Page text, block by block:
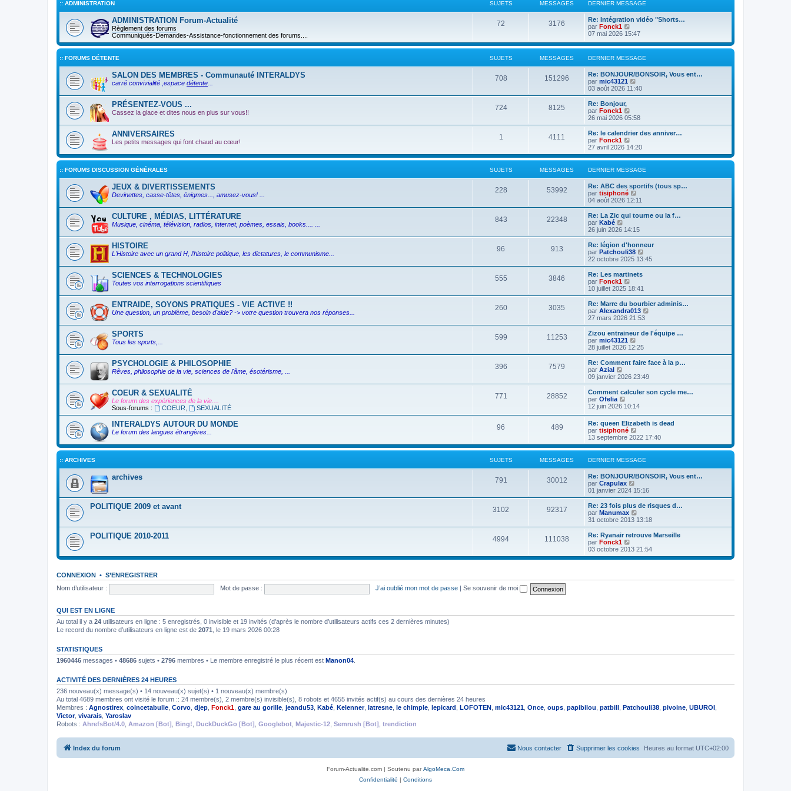
n
i
e
r
m
e
s
s
g
e
e
r
n
i
e
r
e
s
s
a
e
:: ADMINISTRATION SUJETS MESSAGES DERNIER MESSAGE
ADMINISTRATION Forum-Actualité
Règlement des forums
Communiqués-Demandes-Assistance-fonctionnement des forums....
72 3176
Re: Intégration vidéo "Shorts…
par Fonck1
o
r
e
d
e
r
n
i
m
e
s
a
g
e
07 mai 2026 15:47
:: FORUMS DÉTENTE SUJETS MESSAGES DERNIER MESSAGE
SALON DES MEMBRES - Communauté INTERALDYS
carré convivialité ,espace détente
708 151296
Re: BONJOUR/BONSOIR, Vous ent…
par mic43121
o
i
e
r
n
i
e
m
e
s
a
g
e
03 août 2026 11:40
PRÉSENTEZ-VOUS ...
Cassez la glace et dites nous en plus sur vous!!
724 8125
Re: Bonjour,
par Fonck1
o
i
r
e
e
r
n
i
e
r
m
e
s
a
g
e
26 mai 2026 05:58
ANNIVERSAIRES
Les petits messages qui font chaud au cœur!
1 4111
Re: le calendrier des anniver…
par Fonck1
o
i
r
l
e
r
n
i
e
m
e
s
s
a
g
e
27 avril 2026 14:20
:: FORUMS DISCUSSION GÉNÉRALES SUJETS MESSAGES DERNIER MESSAGE
JEUX & DIVERTISSEMENTS
Devinettes, casse-têtes, énigmes..., amusez-vous! ...
228 53992
Re: ABC des sportifs (tous sp…
par tisiphoné
o
i
r
e
r
n
i
r
e
s
s
a
g
e
04 août 2026 12:11
CULTURE , MÉDIAS, LITTÉRATURE
Musique, cinéma, télévision, radios, internet, poèmes, essais, books.... ...
843 22348
Re: La Zic qui tourne ou la f…
par Kabé
o
i
r
l
e
e
r
n
i
r
m
e
s
s
a
g
e
26 juin 2026 14:15
HISTOIRE
L'Histoire avec un grand H, l'histoire politique, les dictatures, le communisme...
96 913
Re: légion d'honneur
par Patchouli38
o
i
e
r
n
i
r
s
s
g
e
22 octobre 2025 13:45
SCIENCES & TECHNOLOGIES
Toutes vos interrogations scientifiques
555 3846
Re: Les martinets
par Fonck1
o
i
r
l
e
r
n
i
r
e
s
s
g
e
10 juillet 2025 18:41
ENTRAIDE, SOYONS PRATIQUES - VIE ACTIVE !!
Une question, un problème, besoin d'aide? -> votre question trouvera nos réponses...
260 3035
Re: Marre du bourbier adminis…
par Alexandra013
i
r
e
r
r
s
s
g
e
27 mars 2026 21:53
SPORTS
Tous les sports,...
599 11253
Zizou entraineur de l'équipe …
par mic43121
o
i
r
e
e
r
n
e
r
e
s
s
a
e
28 juillet 2026 12:25
PSYCHOLOGIE & PHILOSOPHIE
Rêves, philosophie de la vie, sciences de l'âme, ésotérisme, ...
396 7579
Re: Comment faire face à la p…
par Azial
o
i
r
l
e
r
n
i
e
r
m
e
s
s
a
g
e
09 janvier 2026 23:49
COEUR & SEXUALITÉ
Le forum des expériences de la vie....
Sous-forums :
COEUR SEXUALITÉ
771 28852
Comment calculer son cycle me…
par Ofelia
o
r
l
e
d
e
n
i
e
r
m
e
s
s
a
g
e
12 juin 2026 10:14
INTERALDYS AUTOUR DU MONDE
Le forum des langues étrangères...
96 489
Re: queen Elizabeth is dead
par tisiphoné
o
i
r
l
e
n
i
e
m
e
s
a
g
13 septembre 2022 17:40
:: ARCHIVES SUJETS MESSAGES DERNIER MESSAGE
archives 791 30012
Re: BONJOUR/BONSOIR, Vous ent…
par Crapulax
o
i
r
l
e
r
n
i
e
e
e
01 janvier 2024 15:16
POLITIQUE 2009 et avant 3102 92317
Re: 23 fois plus de risques d…
par Manumax
o
i
r
e
e
i
s
31 octobre 2013 13:18
POLITIQUE 2010-2011 4994 111038
Re: Ryanair retrouve Marseille
par Fonck1
o
i
s
03 octobre 2013 21:54
CONNEXION • S’ENREGISTRER
Nom d’utilisateur :
Mot de passe : J’ai oublié mon mot de passe Se souvenir de moi
QUI EST EN LIGNE
Au total il y a 24 utilisateurs en ligne : 5 enregistrés, 0 invisible et 19 invités (d’après le nombre d’utilisateurs actifs ces 2 dernières minutes)
Le record du nombre d’utilisateurs en ligne est de 2071 , le 19 mars 2026 00:28
STATISTIQUES
1960446 messages • 48686 sujets • 2796 membres • Le membre enregistré le plus récent est Manon04
ACTIVITÉ DES DERNIÈRES 24 HEURES
236 nouveau(x) message(s) • 14 nouveau(x) sujet(s) • 1 nouveau(x) membre(s)
Au total 4689 membres ont visité le forum :: 24 membre(s), 2 membre(s) invisible(s), 8 robots et 4655 invités actif(s) au cours des dernières 24 heures
Membres : Agnostirex coincetabulle Corvo djep Fonck1 gare au gorille jeandu53 Kabé Kelenner, latresne le chimple lepicard LOFOTEN mic43121 Once oups papibilou patbill Patchouli38 pivoine UBUROI
Victor, vivarais Yaroslav
Robots : AhrefsBot/4.0 Amazon [Bot] Bing! DuckDuckGo [Bot] Googlebot Majestic-12 Semrush [Bot] trendiction
Index du forum Heures au format UTC+02:00
Supprimer les cookies
Nous contacter
Forum-Actualite.com | Soutenu parAlgoMeca.Com
Confidentialité | Conditions